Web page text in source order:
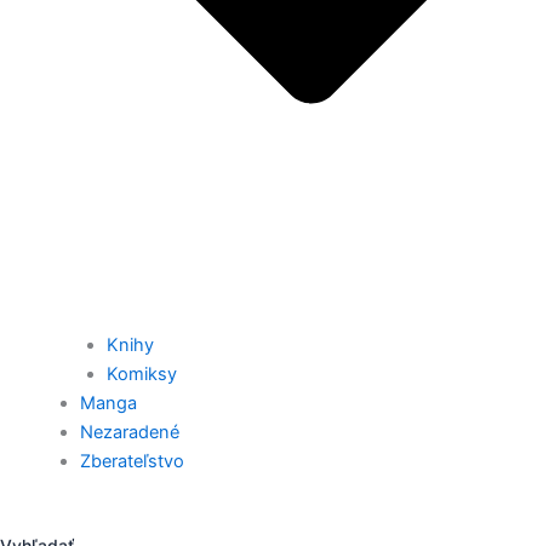
Knihy
Komiksy
Manga
Nezaradené
Zberateľstvo